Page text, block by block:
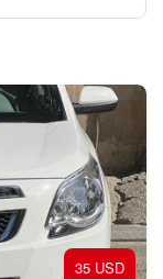
və etibarlılıq.
35 USD